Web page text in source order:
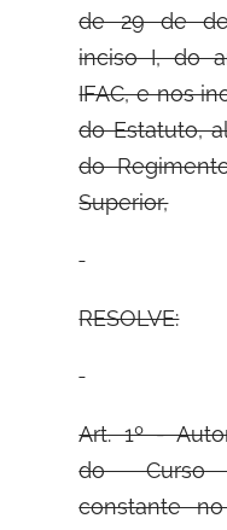
de 29 de
inciso I, do
IFAC, e nos
do Estatuto,
do
Superior,
RESOLVE:
Art. 1º -
do Curso
constante